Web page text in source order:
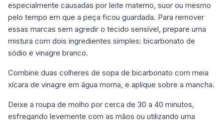
especialmente causadas por leite materno, suor ou mesmo
pelo tempo em que a peça ficou guardada. Para remover
essas marcas sem agredir o tecido sensível, prepare uma
mistura com dois ingredientes simples: bicarbonato de
sódio e vinagre branco.
Combine duas colheres de sopa de bicarbonato com meia
xícara de vinagre em água morna, e aplique sobre a mancha.
Deixe a roupa de molho por cerca de 30 a 40 minutos,
esfregando levemente com as mãos ou utilizando uma